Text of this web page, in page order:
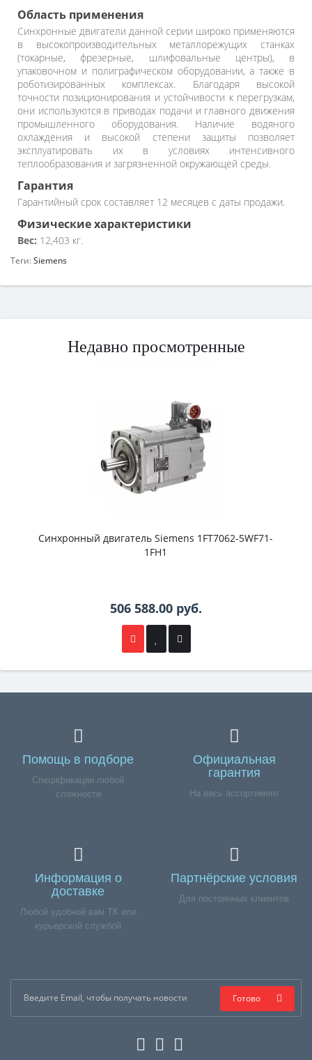
Область применения
Синхронные двигатели данной серии широко применяются
в высокопроизводительных металлорежущих станках
(токарные, фрезерные, шлифовальные центры), в
упаковочном и полиграфическом оборудовании, а также в
роботизированных комплексах. Благодаря высокой
точности позиционирования и устойчивости к перегрузкам,
они используются в приводах подачи и главного движения
промышленного оборудования. Наличие водяного
охлаждения и высокой степени защиты позволяет
эксплуатировать их в условиях интенсивного
теплообразования и загрязненной окружающей среды.
Гарантия
Гарантийный срок составляет 12 месяцев с даты продажи.
Физические характеристики
Вес: 12,403 кг.
Теги:Siemens
Недавно просмотренные
Синхронный двигатель Siemens 1FT7062-5WF71-
1FH1
506 588.00 руб.
Помощь в подборе
Спецификации любой
сложности
Официальная
гарантия
На весь ассортимент
Информация о
доставке
Любой удобной вам ТК или
курьерской службой
Партнёрские условия
Для постоянных клиентов
Готово